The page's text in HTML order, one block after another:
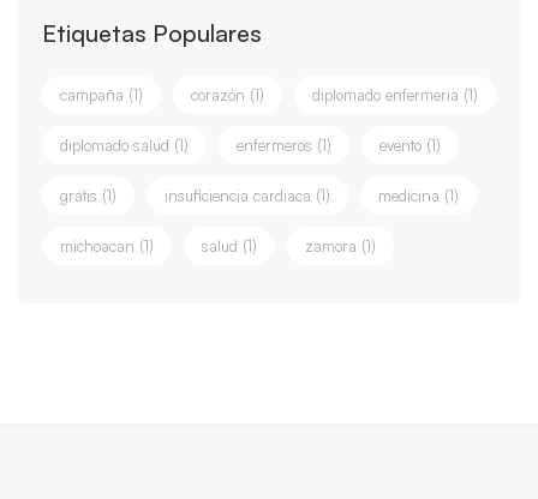
Etiquetas Populares
campaña (1) corazón (1) diplomado enfermeria (1)
diplomado salud (1) enfermeros (1) evento (1)
gratis (1) insuficiencia cardiaca (1) medicina (1)
michoacan (1) salud (1) zamora (1)